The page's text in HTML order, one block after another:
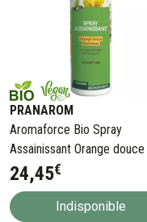
PRANAROM
Aromaforce Bio Spray
Assainissant Orange douce
Ravintsara 150 ml + 50 ml
Offert
24,45€
Indisponible